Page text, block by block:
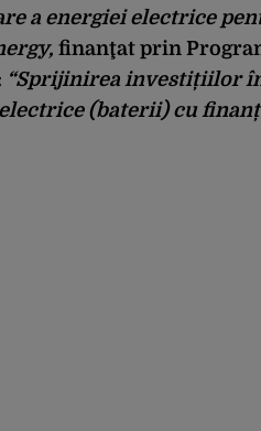
a energiei electrice
finanţat prin
“Sprijinirea investițiilor
(baterii) cu